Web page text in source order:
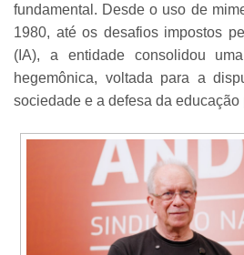
fundamental. Desde o uso de
1980, até os desafios impostos
(IA), a entidade consolidou
hegemônica, voltada para a
sociedade e a defesa da educação